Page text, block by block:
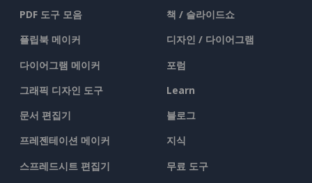
PDF 도구 모음
플립북 메이커
다이어그램 메이커
그래픽 디자인 도구
문서 편집기
프레젠테이션 메이커
스프레드시트 편집기
책 / 슬라이드쇼
디자인 / 다이어그램
포럼
Learn
블로그
지식
무료 도구